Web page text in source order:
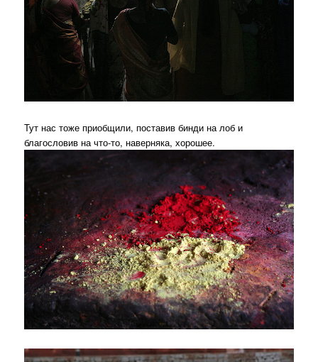
Тут нас тоже приобщили, поставив бинди на лоб и
благословив на что-то, наверняка, хорошее.